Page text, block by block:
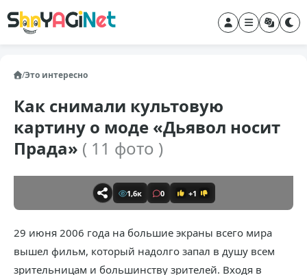
/Это интересно
Как снимали культовую
картину о моде «Дьявол носит
Прада» ( 11 фото )
1,6к 0 +1
29 июня 2006 года на большие экраны всего мира
вышел фильм, который надолго запал в душу всем
зрительницам и большинству зрителей. Входя в